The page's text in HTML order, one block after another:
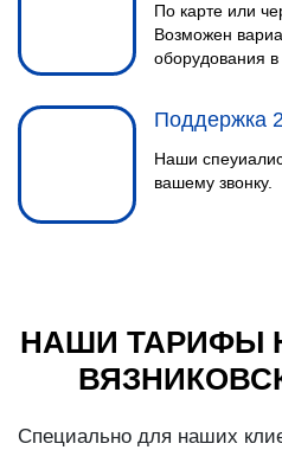
По карте или
Возможен
оборудования в
Поддержка
Наши
вашему звонку.
НАШИ ТАРИФЫ
Специально для наших